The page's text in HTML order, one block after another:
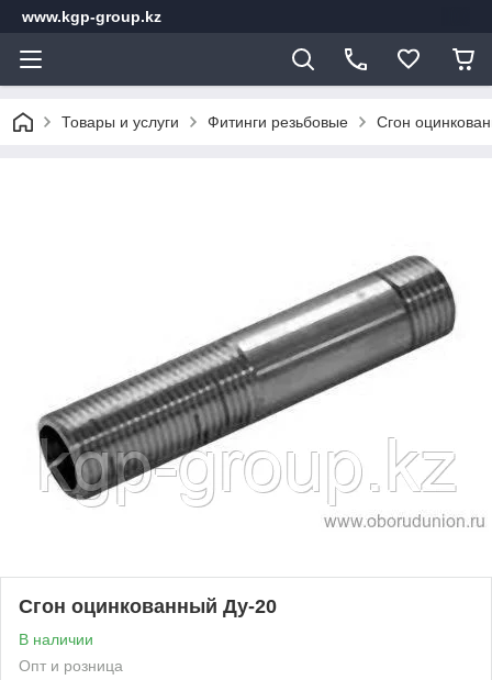
www.kgp-group.kz
Товары и услуги Фитинги резьбовые Сгон
Сгон оцинкованный Ду-20
В наличии
Опт и розница